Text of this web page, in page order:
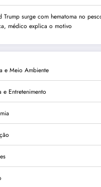
Trump surge com hematoma no
médico explica o motivo
e Meio Ambiente
e Entretenimento